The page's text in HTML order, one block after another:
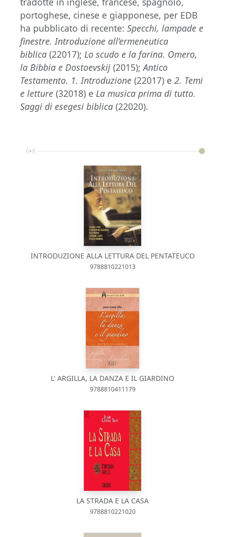
portoghese, cinese e giapponese, per EDB
ha pubblicato di recente: Specchi, lampade e
finestre. Introduzione all’ermeneutica
biblica (22017); Lo scudo e la farina. Omero,
la Bibbia e Dostoevskij (2015);Antico
Testamento. 1. Introduzione (22017) e 2. Temi
e letture (32018) e La musica prima di tutto.
Saggi di esegesi biblica (22020).
INTRODUZIONE ALLA LETTURA DEL PENTATEUCO
9788810221013
L' ARGILLA, LA DANZA E IL GIARDINO
9788810411179
LA STRADA E LA CASA
9788810221020